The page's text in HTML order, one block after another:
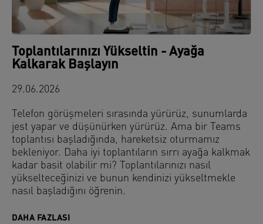
Toplantılarınızı Yükseltin - Ayağa
Kalkarak Başlayın
29.06.2026
Telefon görüşmeleri sırasında yürürüz, sunumlarda
jest yapar ve düşünürken yürürüz. Ama bir Teams
toplantısı başladığında, hareketsiz oturmamız
bekleniyor. Daha iyi toplantıların sırrı ayağa kalkmak
kadar basit olabilir mi? Toplantılarınızı nasıl
yükselteceğinizi ve bunun kendinizi yükseltmekle
nasıl başladığını öğrenin.
DAHA FAZLASI